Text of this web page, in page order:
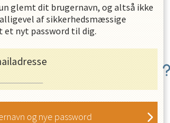
glemt dit brugernavn, og altså ikke
af sikkerhedsmæssige
et nyt password til dig.
og nye password